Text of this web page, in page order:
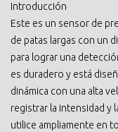
Introducción
Este es un sensor de
de patas largas con un
para lograr una
es duradero y está
dinámica con una alta
registrar la intensidad y
utilice ampliamente en